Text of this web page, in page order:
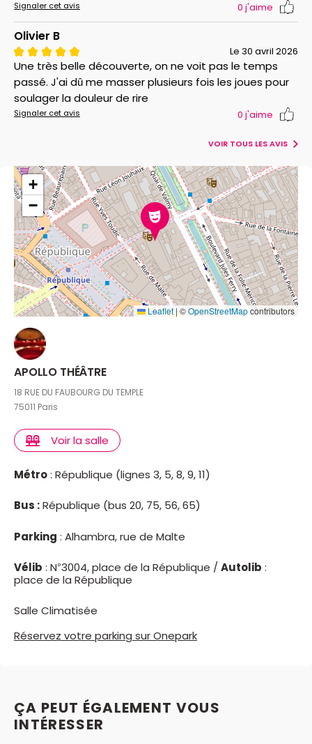
Signaler cet avis 0 j'aime
Olivier B
Le 30 avril 2026
Une très belle découverte, on ne voit pas le temps
passé. J'ai dû me masser plusieurs fois les joues pour
soulager la douleur de rire
Signaler cet avis 0 j'aime
VOIR TOUS LES AVIS
+
−
Leaflet | ©OpenStreetMapcontributors
APOLLO THÉÂTRE
18 RUE DU FAUBOURG DU TEMPLE
75011 Paris
Voir la salle
Métro: République (lignes 3, 5, 8, 9, 11)
Bus :République (bus 20, 75, 56, 65)
Parking : Alhambra, rue de Malte
Vélib : N°3004, place de la République / Autolib :
place de la République
Salle Climatisée
Réservez votre parking sur Onepark
ÇA PEUT ÉGALEMENT VOUS
INTÉRESSER